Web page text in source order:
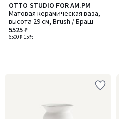
OTTO STUDIO FOR AM.PM
Матовая керамическая ваза,
высота 29 см, Brush / Браш
6500 ₽-15%
5525 ₽